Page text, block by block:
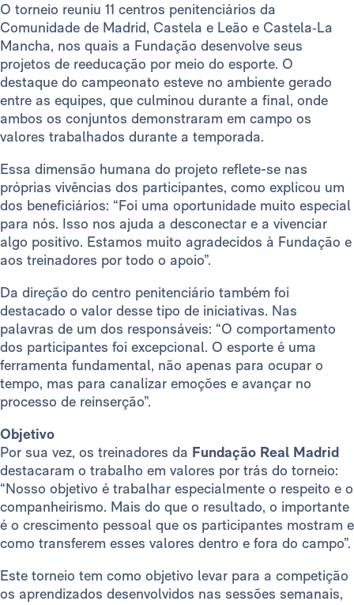
O torneio reuniu 11 centros penitenciários da
Comunidade de Madrid, Castela e Leão e Castela‑La
Mancha, nos quais a Fundação desenvolve seus
projetos de reeducação por meio do esporte. O
destaque do campeonato esteve no ambiente gerado
entre as equipes, que culminou durante a final, onde
ambos os conjuntos demonstraram em campo os
valores trabalhados durante a temporada.
Essa dimensão humana do projeto reflete-se nas
próprias vivências dos participantes, como explicou um
dos beneficiários: “Foi uma oportunidade muito especial
para nós. Isso nos ajuda a desconectar e a vivenciar
algo positivo. Estamos muito agradecidos à Fundação e
aos treinadores por todo o apoio”.
Da direção do centro penitenciário também foi
destacado o valor desse tipo de iniciativas. Nas
palavras de um dos responsáveis: “O comportamento
dos participantes foi excepcional. O esporte é uma
ferramenta fundamental, não apenas para ocupar o
tempo, mas para canalizar emoções e avançar no
processo de reinserção”.
Objetivo
Por sua vez, os treinadores da Fundação Real Madrid
destacaram o trabalho em valores por trás do torneio:
“Nosso objetivo é trabalhar especialmente o respeito e o
companheirismo. Mais do que o resultado, o importante
é o crescimento pessoal que os participantes mostram e
como transferem esses valores dentro e fora do campo”.
Este torneio tem como objetivo levar para a competição
os aprendizados desenvolvidos nas sessões semanais,